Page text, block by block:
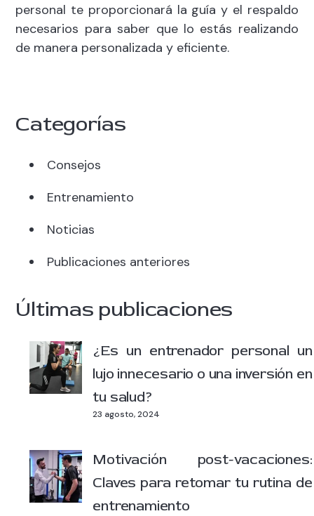
personal te proporcionará la guía y el respaldo
necesarios para saber que lo estás realizando
de manera personalizada y eficiente.
Categorías
Consejos
Entrenamiento
Noticias
Publicaciones anteriores
Últimas publicaciones
¿Es un entrenador personal un
lujo innecesario o una inversión en
tu salud?
23 agosto, 2024
Motivación post-vacaciones:
Claves para retomar tu rutina de
entrenamiento